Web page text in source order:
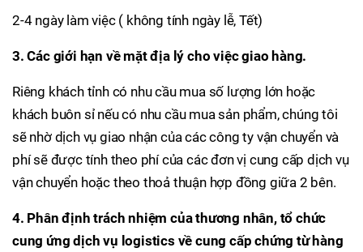
2-4 ngày làm việc ( không tính ngày lễ, Tết)
3. Các giới hạn về mặt địa lý cho việc giao hàng.
Riêng khách tỉnh có nhu cầu mua số lượng lớn hoặc
khách buôn sỉ nếu có nhu cầu mua sản phẩm, chúng tôi
sẽ nhờ dịch vụ giao nhận của các công ty vận chuyển và
phí sẽ được tính theo phí của các đơn vị cung cấp dịch vụ
vận chuyển hoặc theo thoả thuận hợp đồng giữa 2 bên.
4. Phân định trách nhiệm của thương nhân, tổ chức
cung ứng dịch vụ logistics về cung cấp chứng từ hàng